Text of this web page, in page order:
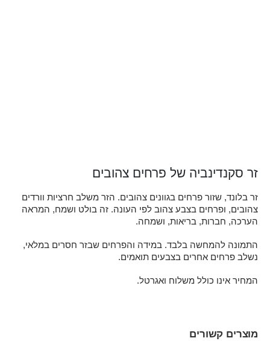
זר סקנדינביה של פרחים צהובים
זר בלונד, שזור פרחים בגוונים צהובים. הזר משלב חרציות וורדים
צהובים, ופרחים בצבע צהוב לפי העונה. זה בולט ושמח, המראה
הערכה, חברות, בריאות, ושמחה.
התמונה להמחשה בלבד. במידה והפרחים שבזר חסרים במלאי,
נשלב פרחים אחרים בצבעים תואמים.
המחיר אינו כולל משלוח ואגרטל.
מוצרים קשורים